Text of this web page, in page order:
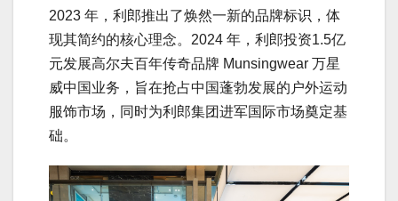
2023 年，利郎推出了焕然一新的品牌标识，体
现其简约的核心理念。2024 年，利郎投资1.5亿
元发展高尔夫百年传奇品牌 Munsingwear 万星
威中国业务，旨在抢占中国蓬勃发展的户外运动
服饰市场，同时为利郎集团进军国际市场奠定基
础。